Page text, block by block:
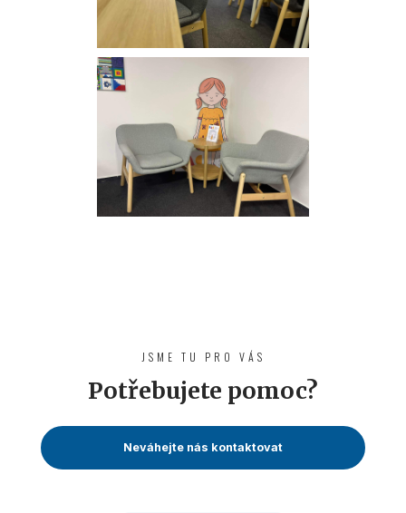
JSME TU PRO VÁS
Potřebujete pomoc?
Neváhejte nás kontaktovat